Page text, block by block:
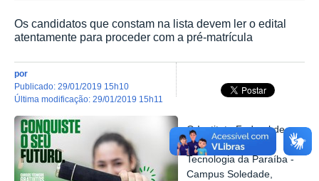
Os candidatos que constam na lista devem ler o edital
atentamente para proceder com a pré-matrícula
por
publicado: 29/01/2019 15h10
última modificação: 29/01/2019 15h11
O Instituto Federal de
Educação Ciência e
Tecnologia da Paraíba -
Campus Soledade,